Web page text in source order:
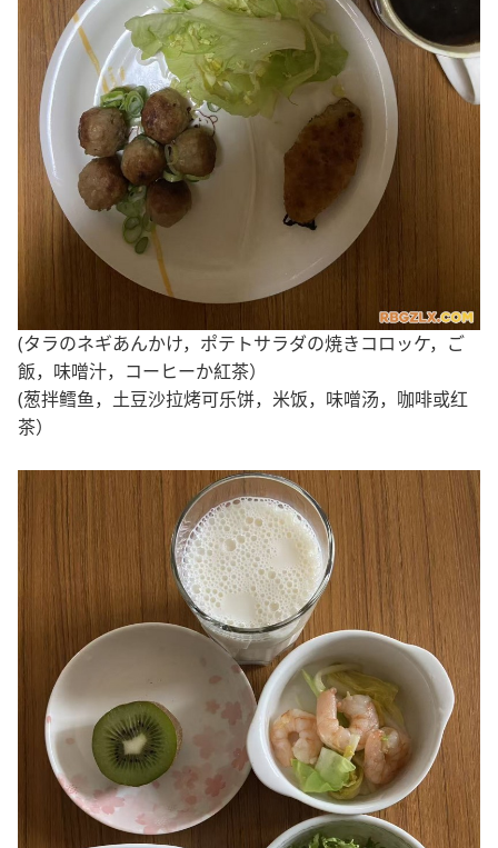
(タラのネギあんかけ，ポテトサラダの焼きコロッケ，ご
飯，味噌汁，コーヒーか紅茶）
(葱拌鳕鱼，土豆沙拉烤可乐饼，米饭，味噌汤，咖啡或红
茶）